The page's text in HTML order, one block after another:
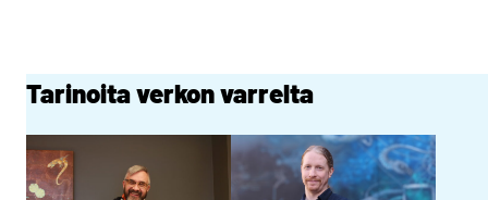
Tarinoita verkon varrelta